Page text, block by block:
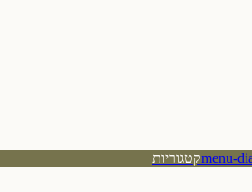
קטגוריות